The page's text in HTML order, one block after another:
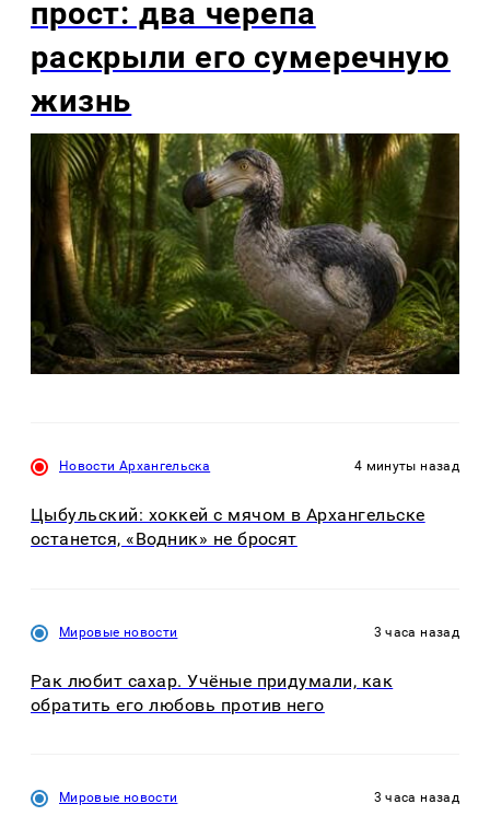
прост: два черепа
раскрыли его сумеречную
жизнь
Новости Архангельска 4 минуты назад
Цыбульский: хоккей с мячом в Архангельске
останется, «Водник» не бросят
Мировые новости 3 часа назад
Рак любит сахар. Учёные придумали, как
обратить его любовь против него
Мировые новости 3 часа назад